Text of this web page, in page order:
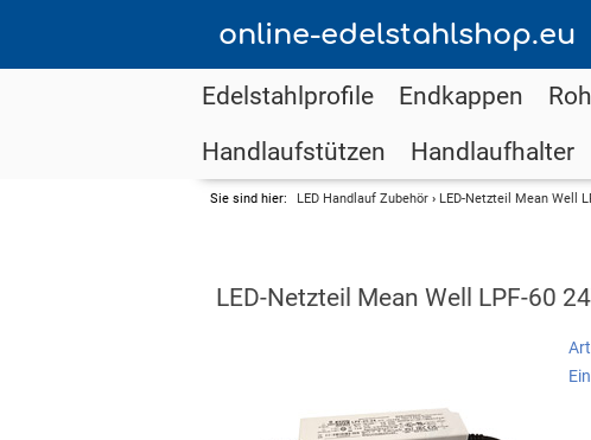
online-edelstahlshop.eu
Edelstahlprofile Endkappen
Handlaufstützen
Handlaufhalter
Sie sind hier: LED Handlauf Zubehör› LED-Netzteil Mean Well
LED-Netzteil Mean Well LPF-60